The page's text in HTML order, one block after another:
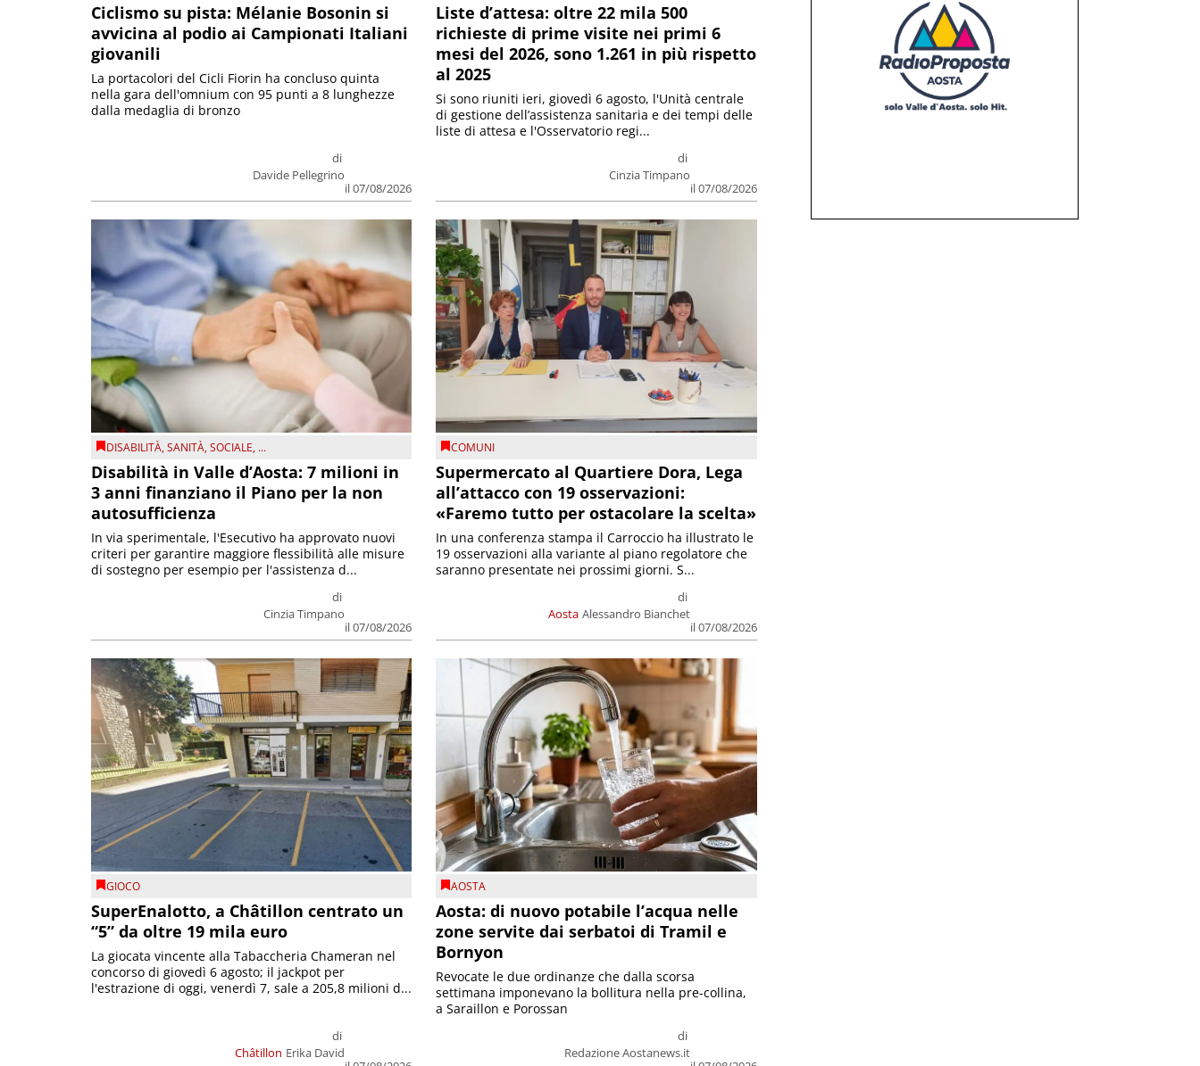
Ciclismo su pista: Mélanie Bosonin si
avvicina al podio ai Campionati Italiani
giovanili
di
Davide Pellegrino
il 07/08/2026
La portacolori del Cicli Fiorin ha concluso quinta
nella gara dell'omnium con 95 punti a 8 lunghezze
dalla medaglia di bronzo
Liste d’attesa: oltre 22 mila 500
richieste di prime visite nei primi 6
mesi del 2026, sono 1.261 in più rispetto
al 2025
di
Cinzia Timpano
il 07/08/2026
Si sono riuniti ieri, giovedì 6 agosto, l'Unità centrale
di gestione dell’assistenza sanitaria e dei tempi delle
liste di attesa e l'Osservatorio regi...
DISABILITÀ,SANITÀ,SOCIALE, ...
Disabilità in Valle d’Aosta: 7 milioni in
3 anni finanziano il Piano per la non
autosufficienza
di
Cinzia Timpano
il 07/08/2026
In via sperimentale, l'Esecutivo ha approvato nuovi
criteri per garantire maggiore flessibilità alle misure
di sostegno per esempio per l'assistenza d...
COMUNI
Supermercato al Quartiere Dora, Lega
all’attacco con 19 osservazioni:
«Faremo tutto per ostacolare la scelta»
Aosta
di
Alessandro Bianchet
il 07/08/2026
In una conferenza stampa il Carroccio ha illustrato le
19 osservazioni alla variante al piano regolatore che
saranno presentate nei prossimi giorni. S...
GIOCO
SuperEnalotto, a Châtillon centrato un
“5” da oltre 19 mila euro
Châtillon
di
Erika David
La giocata vincente alla Tabaccheria Chameran nel
concorso di giovedì 6 agosto; il jackpot per
l'estrazione di oggi, venerdì 7, sale a 205,8 milioni d...
AOSTA
Aosta: di nuovo potabile l’acqua nelle
zone servite dai serbatoi di Tramil e
Bornyon
di
Redazione Aostanews.it
Revocate le due ordinanze che dalla scorsa
settimana imponevano la bollitura nella pre-collina,
a Saraillon e Porossan